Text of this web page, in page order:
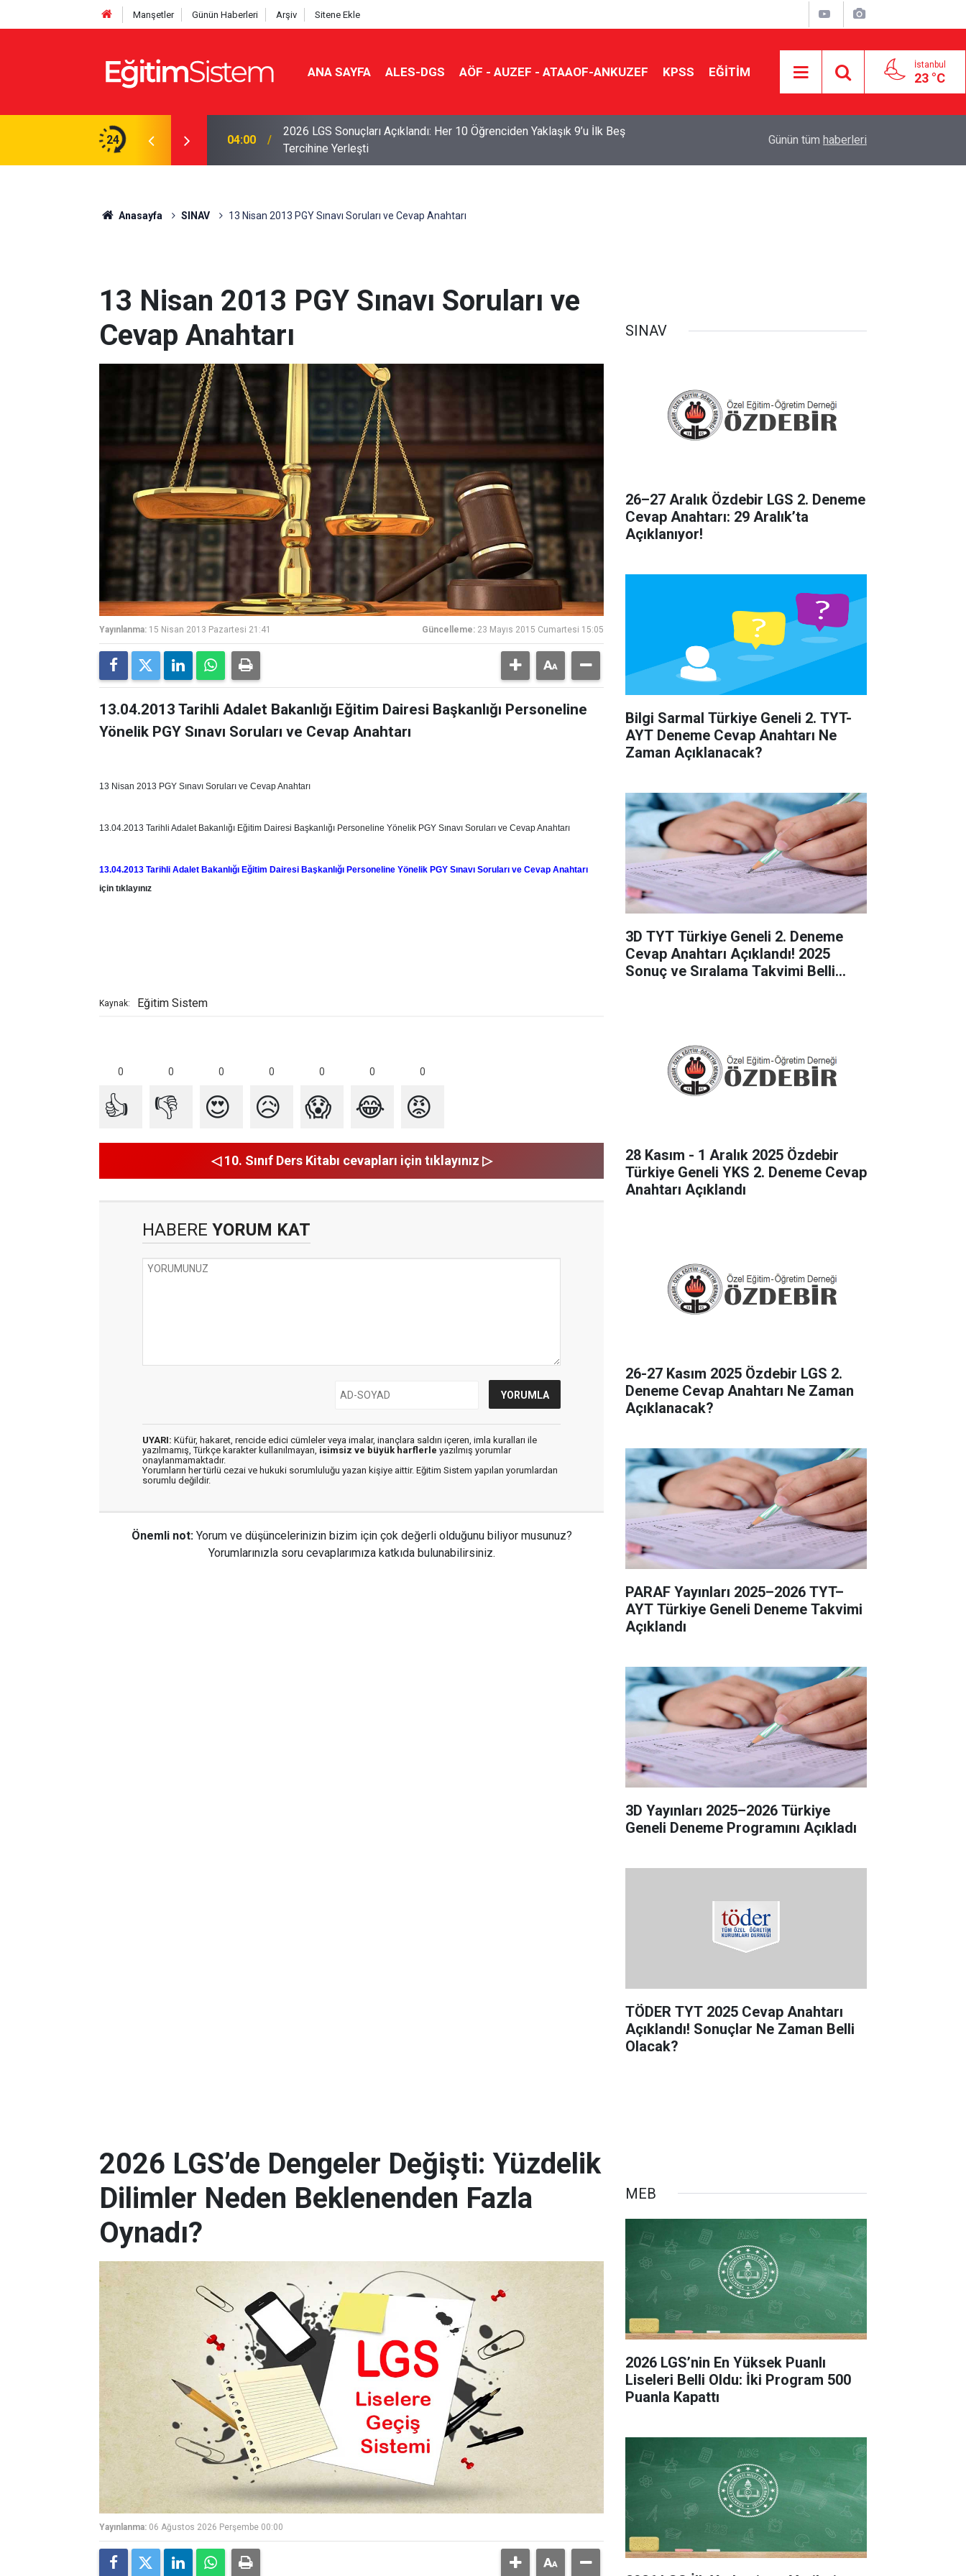
Manşetler Günün Haberleri Arşiv Sitene Ekle
ANA SAYFA ALES-DGS AÖF - AUZEF - ATAAOF-ANKUZEF KPSS EĞİTİM İstanbul
23 °C
24
Sınavla Alan Liseler Yüzde 95,76
04:00
2026 LGS Sonuçları Açıklandı: Her 10 Öğrenciden Yaklaşık 9’u İlk Beş
Tercihine Yerleşti
Yönlendiriyor?
Günün tüm haberleri
Anasayfa SINAV 13 Nisan 2013 PGY Sınavı Soruları ve Cevap Anahtarı
13 Nisan 2013 PGY Sınavı Soruları ve
Cevap Anahtarı
Yayınlanma: 15 Nisan 2013 Pazartesi 21:41 Güncelleme: 23 Mayıs 2015 Cumartesi 15:05
13.04.2013 Tarihli Adalet Bakanlığı Eğitim Dairesi Başkanlığı Personeline
Yönelik PGY Sınavı Soruları ve Cevap Anahtarı
13 Nisan 2013 PGY Sınavı Soruları ve Cevap Anahtarı
13.04.2013 Tarihli Adalet Bakanlığı Eğitim Dairesi Başkanlığı Personeline Yönelik PGY Sınavı Soruları ve Cevap Anahtarı
13.04.2013 Tarihli Adalet Bakanlığı Eğitim Dairesi Başkanlığı Personeline Yönelik PGY Sınavı Soruları ve Cevap Anahtarı
için tıklayınız
Kaynak: Eğitim Sistem
0 0 0 0 0 0 0
👍 👎 😍 😥 😱 😂 😡
◁ 10. Sınıf Ders Kitabı cevapları için tıklayınız ▷
HABERE YORUM KAT
UYARI: Küfür, hakaret, rencide edici cümleler veya imalar, inançlara saldırı içeren, imla kuralları ile
yazılmamış, Türkçe karakter kullanılmayan, isimsiz ve büyük harflerle yazılmış yorumlar
onaylanmamaktadır.
Yorumların her türlü cezai ve hukuki sorumluluğu yazan kişiye aittir. Eğitim Sistem yapılan yorumlardan
sorumlu değildir.
Önemli not: Yorum ve düşüncelerinizin bizim için çok değerli olduğunu biliyor musunuz?
Yorumlarınızla soru cevaplarımıza katkıda bulunabilirsiniz.
SINAV
26–27 Aralık Özdebir LGS 2. Deneme
Cevap Anahtarı: 29 Aralık’ta
Açıklanıyor!
Bilgi Sarmal Türkiye Geneli 2. TYT-
AYT Deneme Cevap Anahtarı Ne
Zaman Açıklanacak?
3D TYT Türkiye Geneli 2. Deneme
Cevap Anahtarı Açıklandı! 2025
Sonuç ve Sıralama Takvimi Belli
28 Kasım - 1 Aralık 2025 Özdebir
Türkiye Geneli YKS 2. Deneme Cevap
Anahtarı Açıklandı
26-27 Kasım 2025 Özdebir LGS 2.
Deneme Cevap Anahtarı Ne Zaman
Açıklanacak?
PARAF Yayınları 2025–2026 TYT–
AYT Türkiye Geneli Deneme Takvimi
Açıklandı
3D Yayınları 2025–2026 Türkiye
Geneli Deneme Programını Açıkladı
TÖDER TYT 2025 Cevap Anahtarı
Açıklandı! Sonuçlar Ne Zaman Belli
Olacak?
2026 LGS’de Dengeler Değişti: Yüzdelik
Dilimler Neden Beklenenden Fazla
Oynadı?
Yayınlanma: 06 Ağustos 2026 Perşembe 00:00
MEB
2026 LGS’nin En Yüksek Puanlı
Liseleri Belli Oldu: İki Program 500
Puanla Kapattı